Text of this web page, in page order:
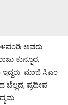
ಅವರು
ಕುನ್ನೂರ,
ಮಾಜಿ ಸಿಎಂ
ಬೆಲ್ಲದ, ಪ್ರದೀಪ